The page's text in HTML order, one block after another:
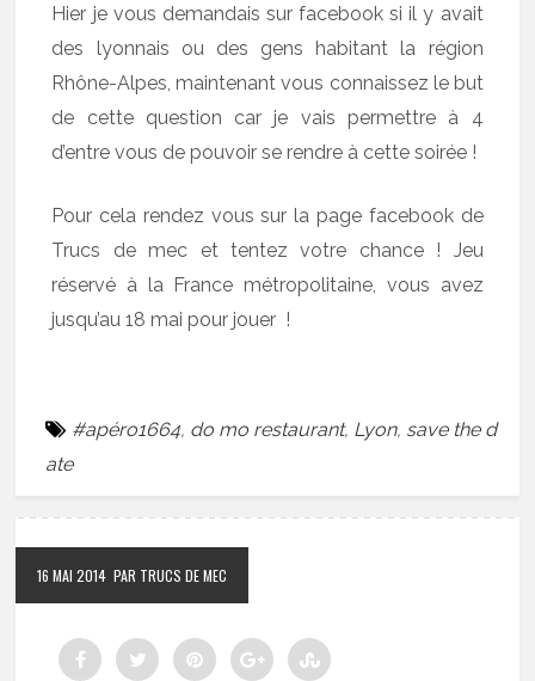
Hier je vous demandais sur facebook si il y avait
des lyonnais ou des gens habitant la région
Rhône-Alpes, maintenant vous connaissez le but
de cette question car je vais permettre à 4
d’entre vous de pouvoir se rendre à cette soirée !
Pour cela rendez vous sur la page facebook de
Trucs de mec et tentez votre chance ! Jeu
réservé à la France métropolitaine, vous avez
jusqu’au 18 mai pour jouer !
#apéro1664, do mo restaurant, Lyon, save the d
ate
16 MAI 2014 PAR TRUCS DE MEC